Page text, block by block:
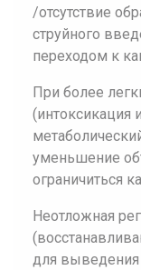
/отсутствие
струйного
переходом к
При более
(интоксикация
уменьшение
ограничиться
Неотложная
для выведения